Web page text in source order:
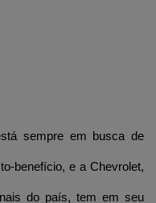
sempre em busca de
benefício, e a Chevrolet,
do país, tem em seu